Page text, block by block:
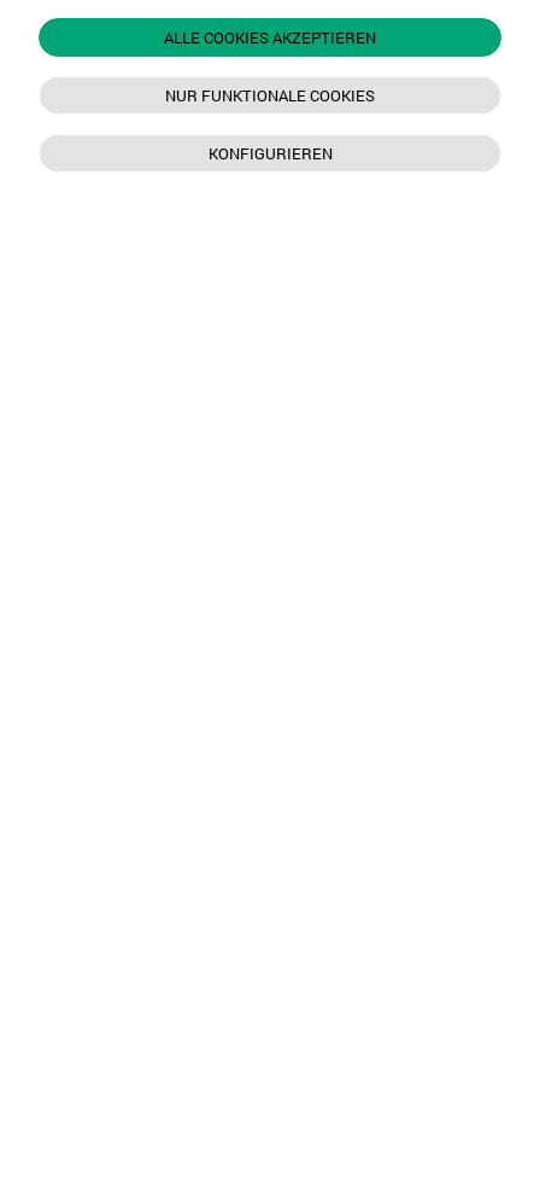
ALLE COOKIES AKZEPTIEREN
NUR FUNKTIONALE COOKIES
KONFIGURIEREN